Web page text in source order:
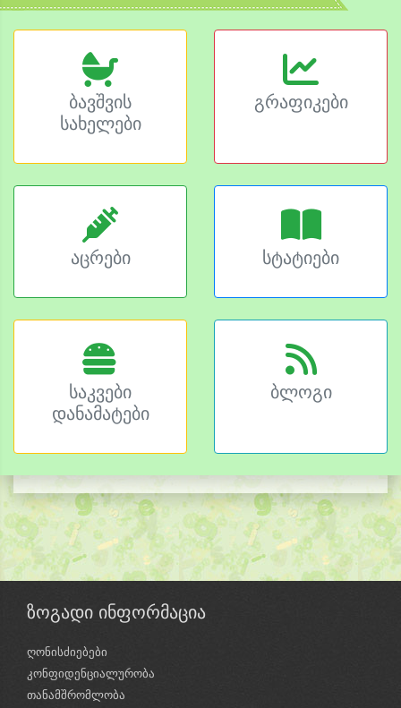
ბავშვის
სახელები
გრაფიკები
აცრები სტატიები
საკვები
დანამატები
ბლოგი
ზოგადი ინფორმაცია
ღონისძიებები
კონფიდენციალურობა
თანამშრომლობა